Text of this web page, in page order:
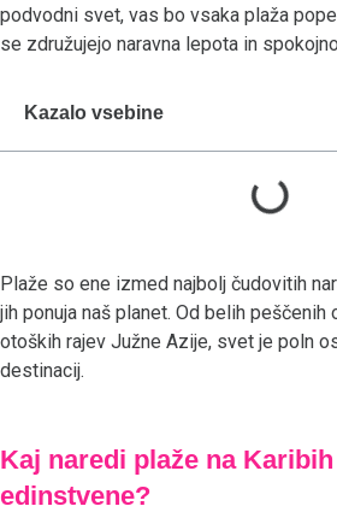
podvodni svet, vas bo vsaka plaža
se združujejo naravna lepota in
Kazalo vsebine
Plaže so ene izmed najbolj čudovitih
jih ponuja naš planet. Od belih
otoških rajev Južne Azije, svet je poln
destinacij.
Kaj naredi plaže na
edinstvene?